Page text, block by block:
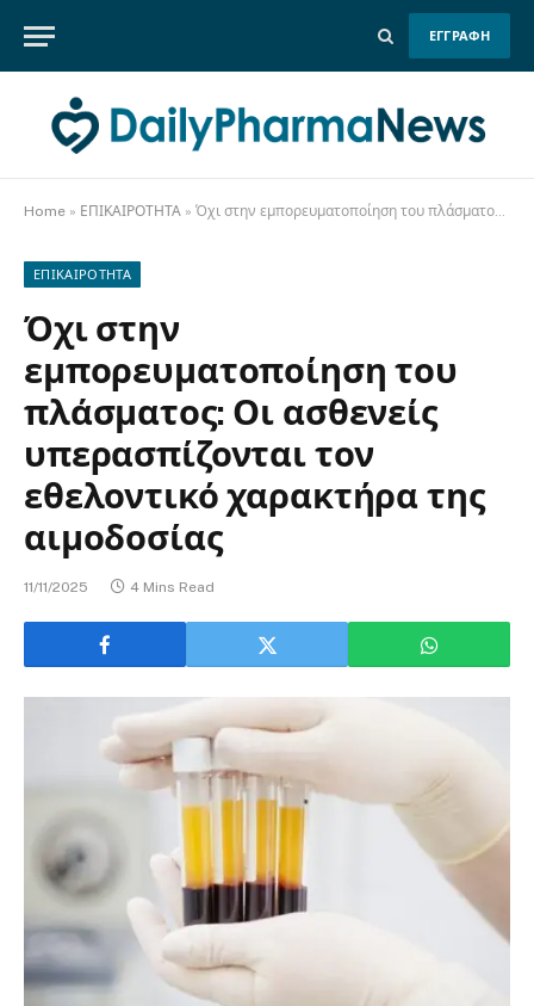
ΕΓΓΡΑΦΗ
Home » ΕΠΙΚΑΙΡΟΤΗΤΑ » Όχι στην εμπορευματοποίηση του πλάσματος: Οι ασθενείς υπερασπίζονται τον εθελοντικό χαρακτήρα της αιμοδοσίας
ΕΠΙΚΑΙΡΟΤΗΤΑ
Όχι στην
εμπορευματοποίηση του
πλάσματος: Οι ασθενείς
υπερασπίζονται τον
εθελοντικό χαρακτήρα της
αιμοδοσίας
11/11/2025 4 Mins Read